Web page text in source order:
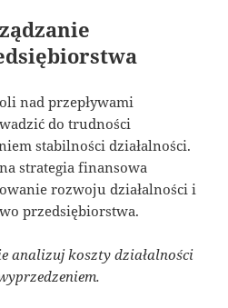
nad przepływami
do trudności
stabilności działalności.
strategia finansowa
rozwoju działalności i
przedsiębiorstwa.
analizuj koszty działalności